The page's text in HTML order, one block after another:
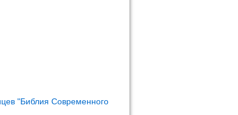
"Библия Современного